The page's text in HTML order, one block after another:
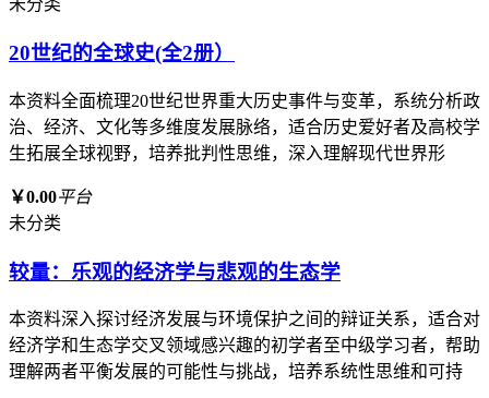
未分类
20世纪的全球史(全2册）
本资料全面梳理20世纪世界重大历史事件与变革，系统分析政
治、经济、文化等多维度发展脉络，适合历史爱好者及高校学
生拓展全球视野，培养批判性思维，深入理解现代世界形
￥0.00平台
未分类
较量：乐观的经济学与悲观的生态学
本资料深入探讨经济发展与环境保护之间的辩证关系，适合对
经济学和生态学交叉领域感兴趣的初学者至中级学习者，帮助
理解两者平衡发展的可能性与挑战，培养系统性思维和可持